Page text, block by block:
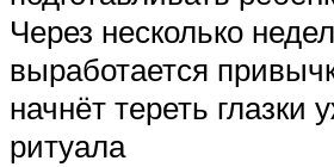
Через несколько
выработается
начнёт тереть глазки
ритуала